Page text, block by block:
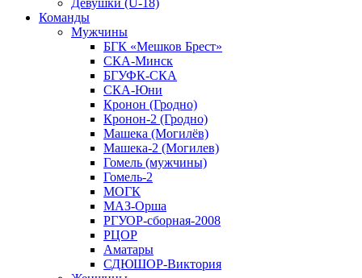
Девушки (U-18)
Команды
Мужчины
БГК «Мешков Брест»
СКА-Минск
БГУФК-СКА
СКА-Юни
Кронон (Гродно)
Кронон-2 (Гродно)
Машека (Могилёв)
Машека-2 (Могилев)
Гомель (мужчины)
Гомель-2
МОГК
МАЗ-Орша
РГУОР-сборная-2008
РЦОР
Аматары
СДЮШОР-Виктория